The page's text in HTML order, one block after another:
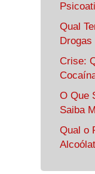
Qual
Drogas
Crise:
O Que
Saiba
Qual o